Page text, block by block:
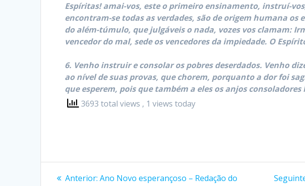
Espíritas! amai-vos, este o primeiro ensinamento, instruí-
encontram-se todas as verdades, são de origem humana os
do além-túmulo, que julgáveis o nada, vozes vos clamam:
vencedor do mal, sede os vencedores da impiedade. O
6. Venho instruir e consolar os pobres deserdados. Venho
ao nível de suas provas, que chorem, porquanto a dor foi
que esperem, pois que também a eles os anjos
3693 total views , 1 views today
Navegação
Anterior: Post
Ano Novo esperançoso – Redação do